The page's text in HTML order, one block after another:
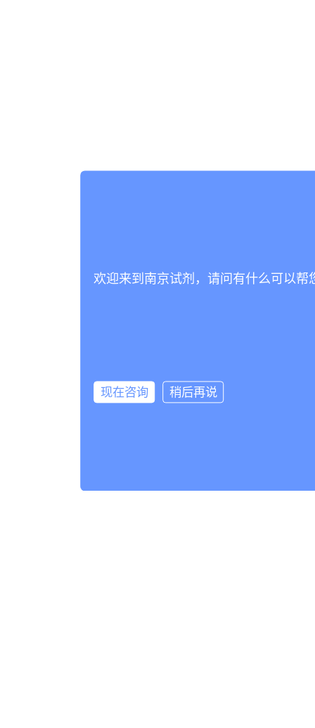
欢迎来到南京试剂，请问有什么可以帮
现在咨询 稍后再说